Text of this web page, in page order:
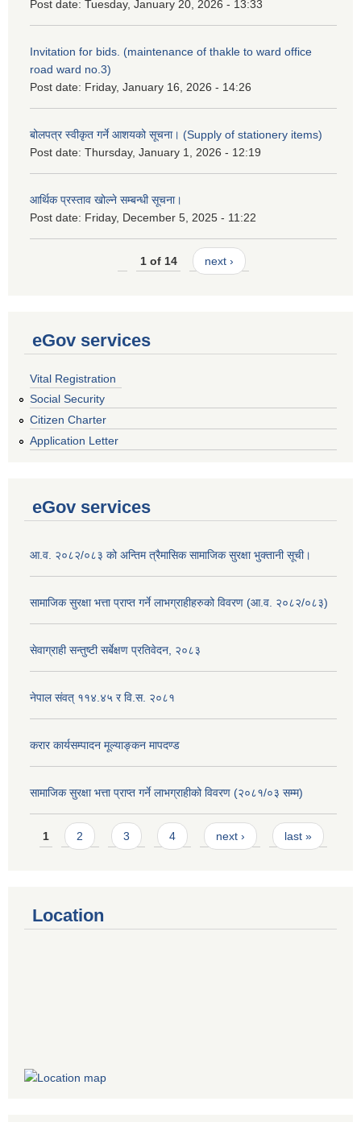
Post date: Tuesday, January 20, 2026 - 13:33
Invitation for bids. (maintenance of thakle to ward office
road ward no.3)
Post date: Friday, January 16, 2026 - 14:26
बोलपत्र स्वीकृत गर्ने आशयको सूचना। (Supply of stationery items)
Post date: Thursday, January 1, 2026 - 12:19
आर्थिक प्रस्ताव खोल्ने सम्बन्धी सूचना।
Post date: Friday, December 5, 2025 - 11:22
1 of 14 next ›
eGov services
Vital Registration
Social Security
Citizen Charter
Application Letter
eGov services
आ.व. २०८२/०८३ को अन्तिम त्रैमासिक सामाजिक सुरक्षा भुक्तानी सूची।
सामाजिक सुरक्षा भत्ता प्राप्त गर्ने लाभग्राहीहरुको विवरण (आ.व. २०८२/०८३)
सेवाग्राही सन्तुष्टी सर्बेक्षण प्रतिवेदन, २०८३
नेपाल संवत् ११४.४५ र वि.स. २०८१
करार कार्यसम्पादन मूल्याङ्कन मापदण्ड
सामाजिक सुरक्षा भत्ता प्राप्त गर्ने लाभग्राहीको विवरण (२०८१/०३ सम्म)
Pages
1 2 3 4 next › last »
Location